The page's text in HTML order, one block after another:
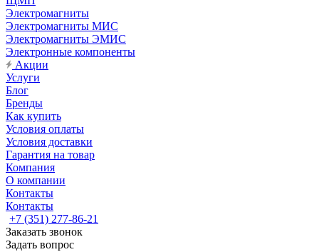
Электромагниты
Электромагниты МИС
Электромагниты ЭМИС
Электронные компоненты
Акции
Услуги
Блог
Бренды
Как купить
Условия оплаты
Условия доставки
Гарантия на товар
Компания
О компании
Контакты
Контакты
+7 (351) 277-86-21
Заказать звонок
Задать вопрос